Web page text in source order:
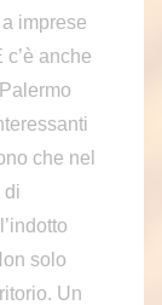
imprese
anche
che nel
di
solo
Un